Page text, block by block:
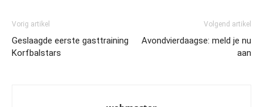
Vorig artikel
Geslaagde eerste gasttraining
Korfbalstars
Volgend artikel
Avondvierdaagse: meld je nu
aan